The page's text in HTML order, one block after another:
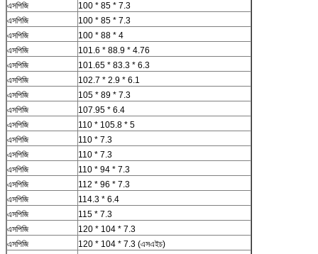
এসপিজি
100 * 85 * 7.3
এসপিজি
100 * 85 * 7.3
এসপিজি
100 * 88 * 4
এসপিজি
101.6 * 88.9 * 4.76
এসপিজি
101.65 * 83.3 * 6.3
এসপিজি
102.7 * 2.9 * 6.1
এসপিজি
105 * 89 * 7.3
এসপিজি
107.95 * 6.4
এসপিজি
110 * 105.8 * 5
এসপিজি
110 * 7.3
এসপিজি
110 * 7.3
এসপিজি
110 * 94 * 7.3
এসপিজি
112 * 96 * 7.3
এসপিজি
114.3 * 6.4
এসপিজি
115 * 7.3
এসপিজি
120 * 104 * 7.3
এসপিজি
120 * 104 * 7.3 (এসএইচ)